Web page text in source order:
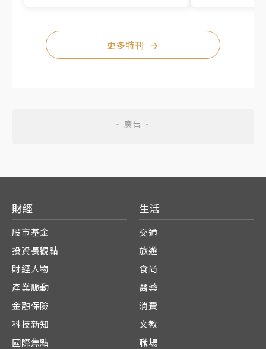
更多特刊 →
財經
股市基金
投資長觀點
財經人物
產業脈動
金融保險
科技新知
國際焦點
生活
交通
旅遊
食尚
醫藥
消費
文教
職場